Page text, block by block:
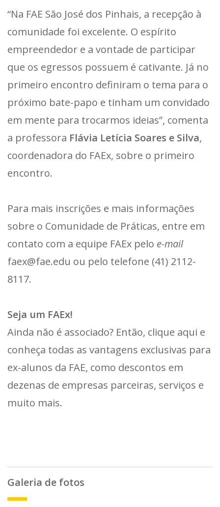
“Na FAE São José dos Pinhais, a recepção à
comunidade foi excelente. O espírito
empreendedor e a vontade de participar
que os egressos possuem é cativante. Já no
primeiro encontro definiram o tema para o
próximo bate-papo e tinham um convidado
em mente para trocarmos ideias”, comenta
a professora Flávia Letícia Soares e Silva,
coordenadora do FAEx, sobre o primeiro
encontro.
Para mais inscrições e mais informações
sobre o Comunidade de Práticas, entre em
contato com a equipe FAEx pelo e-mail
faex@fae.edu ou pelo telefone (41) 2112-
8117.
Seja um FAEx!
Ainda não é associado? Então, clique aqui e
conheça todas as vantagens exclusivas para
ex-alunos da FAE, como descontos em
dezenas de empresas parceiras, serviços e
muito mais.
Galeria de fotos